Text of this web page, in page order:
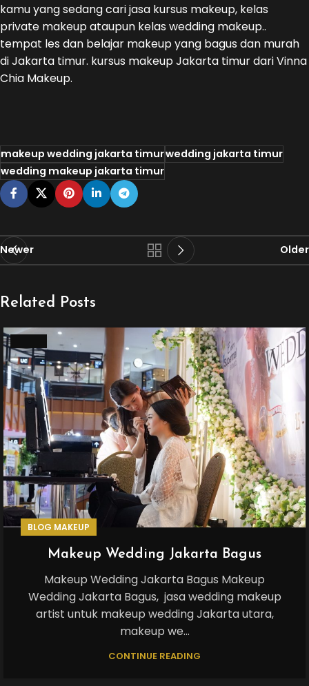
kamu yang sedang cari jasa kursus makeup, kelas
private makeup ataupun kelas wedding makeup..
tempat les dan belajar makeup yang bagus dan murah
di Jakarta timur. kursus makeup Jakarta timur dari Vinna
Chia Makeup.
makeup wedding jakarta timurwedding jakarta timur
wedding makeup jakarta timur
Newer Older
Related Posts
BLOG MAKEUP
Makeup Wedding Jakarta Bagus
Makeup Wedding Jakarta Bagus Makeup
Wedding Jakarta Bagus, jasa wedding makeup
artist untuk makeup wedding Jakarta utara,
makeup we...
CONTINUE READING